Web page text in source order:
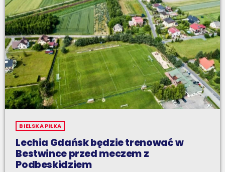
BIELSKA PIŁKA
Lechia Gdańsk będzie trenować w
Bestwince przed meczem z
Podbeskidziem